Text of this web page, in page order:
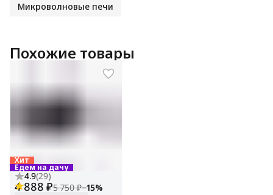
Микроволновые печи
Похожие товары
Хит
Едем на дачу
4.9(29)
4 888 ₽5 750 ₽−15%